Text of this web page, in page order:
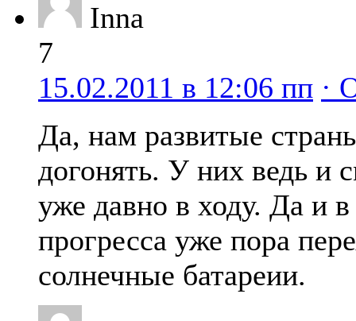
Inna
7
15.02.2011 в 12:06 пп ·
Да, нам развитые
догонять. У них ведь и
уже давно в ходу. Да и в
прогресса уже пора
солнечные батареии.